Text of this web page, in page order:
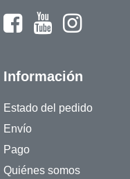
Información
Estado del pedido
Envío
Pago
Quiénes somos